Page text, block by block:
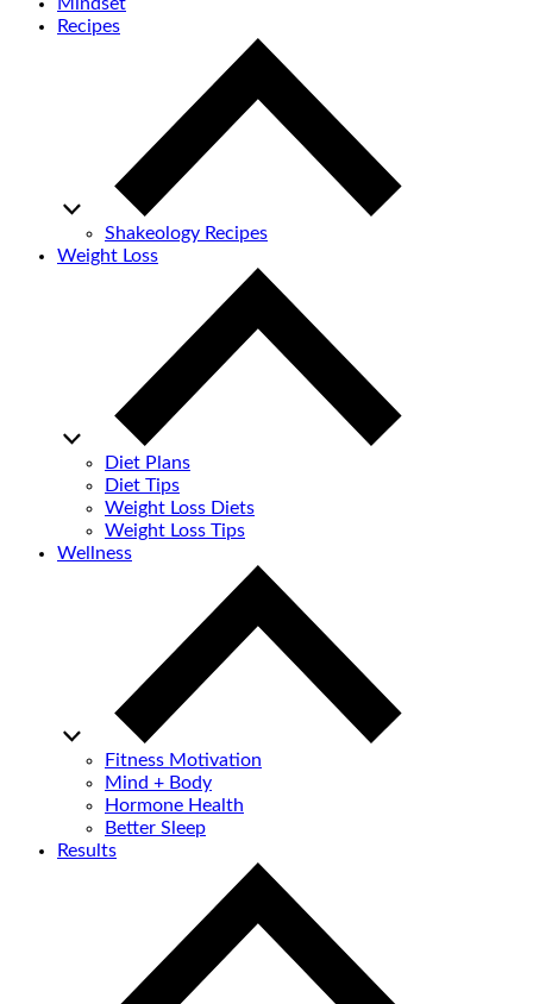
Mindset
Recipes
Shakeology Recipes
Weight Loss
Diet Plans
Diet Tips
Weight Loss Diets
Weight Loss Tips
Wellness
Fitness Motivation
Mind + Body
Hormone Health
Better Sleep
Results